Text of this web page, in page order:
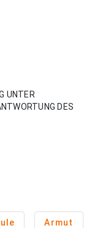
UNTER
DES
Armut